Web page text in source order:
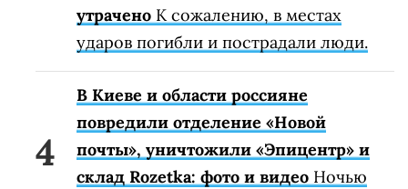
утрачено К сожалению, в местах
ударов погибли и пострадали люди.
В Киеве и области россияне
повредили отделение «Новой
почты», уничтожили «Эпицентр» и
склад Rozetka: фото и видео Ночью